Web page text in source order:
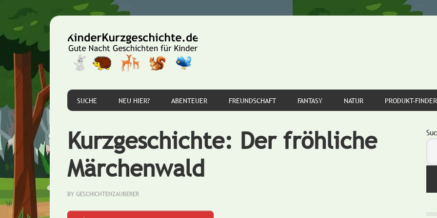
Hauptnavigation
springen
springen
Seitenspalte
springen
SUCHE NEU HIER? ABENTEUER FREUNDSCHAFT FANTASY NATUR PRODUKT-FINDER
Kurzgeschichte: Der fröhliche
Märchenwald
BY GESCHICHTENZAUBERER